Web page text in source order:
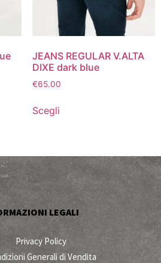
JEANS REGULAR V.ALTA
DIXE dark blue
€65.00
Scegli
LEGALI
Privacy Policy
Generali di Vendita